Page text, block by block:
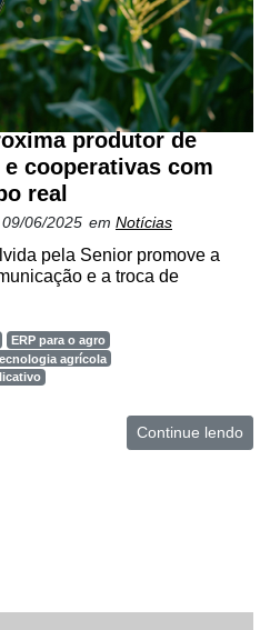
produtor de
cooperativas com
real
09/06/2025 em Notícias
pela Senior promove a
e a troca de
ERP para o agro
agrícola
Continue lendo